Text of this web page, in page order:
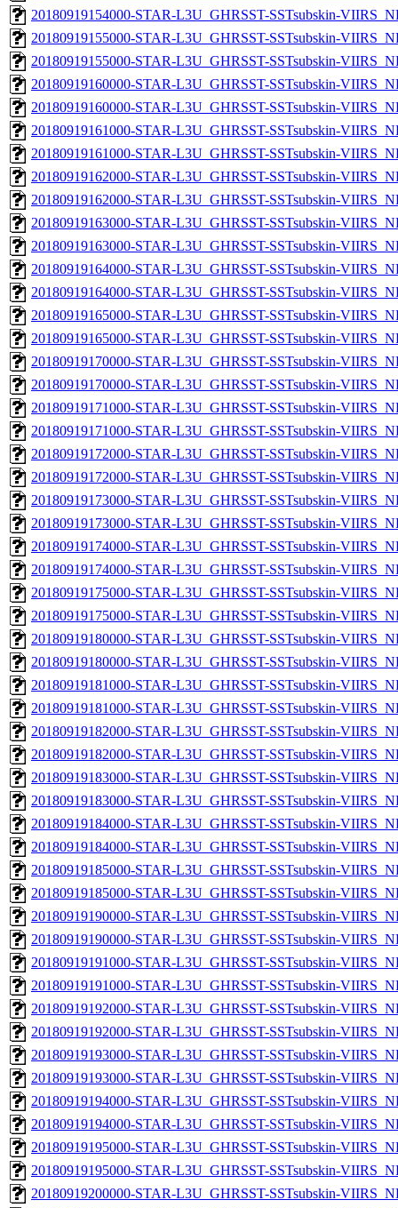
20180919154000-STAR-L3U_GHRSST-SSTsubskin-
20180919155000-STAR-L3U_GHRSST-SSTsubskin-
20180919155000-STAR-L3U_GHRSST-SSTsubskin-
20180919160000-STAR-L3U_GHRSST-SSTsubskin-
20180919160000-STAR-L3U_GHRSST-SSTsubskin-
20180919161000-STAR-L3U_GHRSST-SSTsubskin-
20180919161000-STAR-L3U_GHRSST-SSTsubskin-
20180919162000-STAR-L3U_GHRSST-SSTsubskin-
20180919162000-STAR-L3U_GHRSST-SSTsubskin-
20180919163000-STAR-L3U_GHRSST-SSTsubskin-
20180919163000-STAR-L3U_GHRSST-SSTsubskin-
20180919164000-STAR-L3U_GHRSST-SSTsubskin-
20180919164000-STAR-L3U_GHRSST-SSTsubskin-
20180919165000-STAR-L3U_GHRSST-SSTsubskin-
20180919165000-STAR-L3U_GHRSST-SSTsubskin-
20180919170000-STAR-L3U_GHRSST-SSTsubskin-
20180919170000-STAR-L3U_GHRSST-SSTsubskin-
20180919171000-STAR-L3U_GHRSST-SSTsubskin-
20180919171000-STAR-L3U_GHRSST-SSTsubskin-
20180919172000-STAR-L3U_GHRSST-SSTsubskin-
20180919172000-STAR-L3U_GHRSST-SSTsubskin-
20180919173000-STAR-L3U_GHRSST-SSTsubskin-
20180919173000-STAR-L3U_GHRSST-SSTsubskin-
20180919174000-STAR-L3U_GHRSST-SSTsubskin-
20180919174000-STAR-L3U_GHRSST-SSTsubskin-
20180919175000-STAR-L3U_GHRSST-SSTsubskin-
20180919175000-STAR-L3U_GHRSST-SSTsubskin-
20180919180000-STAR-L3U_GHRSST-SSTsubskin-
20180919180000-STAR-L3U_GHRSST-SSTsubskin-
20180919181000-STAR-L3U_GHRSST-SSTsubskin-
20180919181000-STAR-L3U_GHRSST-SSTsubskin-
20180919182000-STAR-L3U_GHRSST-SSTsubskin-
20180919182000-STAR-L3U_GHRSST-SSTsubskin-
20180919183000-STAR-L3U_GHRSST-SSTsubskin-
20180919183000-STAR-L3U_GHRSST-SSTsubskin-
20180919184000-STAR-L3U_GHRSST-SSTsubskin-
20180919184000-STAR-L3U_GHRSST-SSTsubskin-
20180919185000-STAR-L3U_GHRSST-SSTsubskin-
20180919185000-STAR-L3U_GHRSST-SSTsubskin-
20180919190000-STAR-L3U_GHRSST-SSTsubskin-
20180919190000-STAR-L3U_GHRSST-SSTsubskin-
20180919191000-STAR-L3U_GHRSST-SSTsubskin-
20180919191000-STAR-L3U_GHRSST-SSTsubskin-
20180919192000-STAR-L3U_GHRSST-SSTsubskin-
20180919192000-STAR-L3U_GHRSST-SSTsubskin-
20180919193000-STAR-L3U_GHRSST-SSTsubskin-
20180919193000-STAR-L3U_GHRSST-SSTsubskin-
20180919194000-STAR-L3U_GHRSST-SSTsubskin-
20180919194000-STAR-L3U_GHRSST-SSTsubskin-
20180919195000-STAR-L3U_GHRSST-SSTsubskin-
20180919195000-STAR-L3U_GHRSST-SSTsubskin-
20180919200000-STAR-L3U_GHRSST-SSTsubskin-